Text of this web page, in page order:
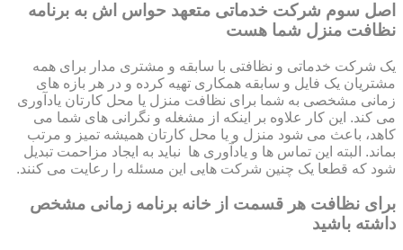
اصل سوم شرکت خدماتی متعهد حواس اش به برنامه
نظافت منزل شما هست
یک شرکت خدماتی و نظافتی با سابقه و مشتری مدار برای همه
مشتریان یک فایل و سابقه همکاری تهیه کرده و در هر بازه های
زمانی مشخصی به شما برای نظافت منزل یا محل کارتان یادآوری
می کند. این کار علاوه بر اینکه از مشغله و نگرانی های شما می
کاهد، باعث می شود منزل و یا محل کارتان همیشه تمیز و مرتب
بماند. البته این تماس ها و یادآوری ها نباید به ایجاد مزاحمت تبدیل
شود که قطعا یک چنین شرکت هایی این مسئله را رعایت می کنند.
برای نظافت هر قسمت از خانه برنامه زمانی مشخص
داشته باشید